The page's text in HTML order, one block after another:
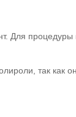
Для
так как